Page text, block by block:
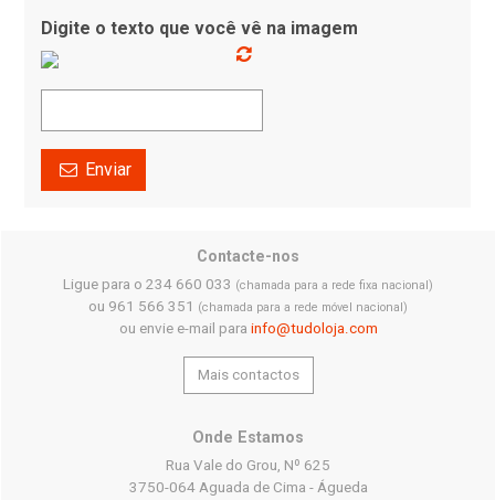
Digite o texto que você vê na imagem
Enviar
Contacte-nos
Ligue para o 234 660 033 (chamada para a rede fixa nacional)
ou 961 566 351 (chamada para a rede móvel nacional)
ou envie e-mail para info@tudoloja.com
Mais contactos
Onde Estamos
Rua Vale do Grou, Nº 625
3750-064 Aguada de Cima - Águeda